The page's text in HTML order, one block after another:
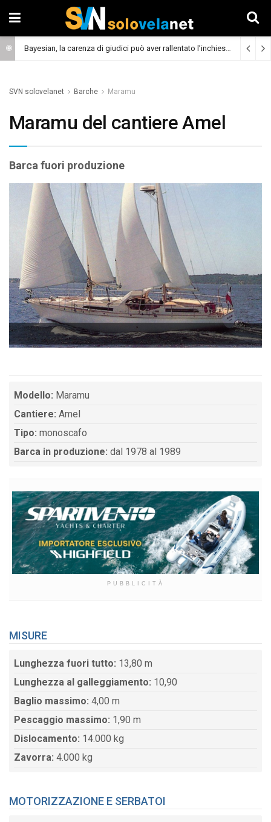
Bayesian, la carenza di giudici può aver rallentato l’inchiesta (Cronaca)
SVN solovelanet Barche Maramu
Maramu del cantiere Amel
Barca fuori produzione
Modello: Maramu
Cantiere: Amel
Tipo: monoscafo
Barca in produzione:
dal 1978 al 1989
PUBBLICITÀ
MISURE
Lunghezza fuori tutto: 13,80 m
Lunghezza al galleggiamento: 10,90
Baglio massimo: 4,00 m
Pescaggio massimo: 1,90 m
Dislocamento: 14.000 kg
Zavorra: 4.000 kg
MOTORIZZAZIONE E SERBATOI